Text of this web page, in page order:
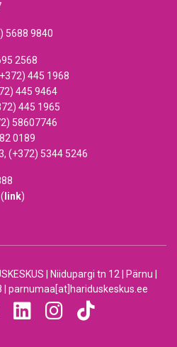
5688 9840
2568
445 1968
445 9464
445 1965
58607746
0189
(+372) 5344 5246
link)
| Niidupargi tn 12 | Pärnu |
| parnumaa[at]hariduskeskus.ee